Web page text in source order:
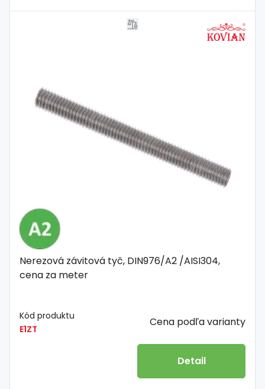
Nerezová závitová tyč, DIN976/A2 /AISI304,
cena za meter
Kód produktu
E1ZT
Cena podľa varianty
Detail